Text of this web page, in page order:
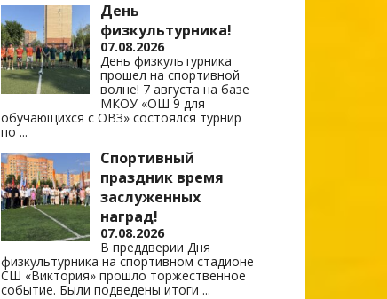
День
физкультурника!
07.08.2026
День физкультурника
прошел на спортивной
волне! 7 августа на базе
МКОУ «ОШ 9 для
обучающихся с ОВЗ» состоялся турнир
по...
Спортивный
праздник время
заслуженных
наград!
07.08.2026
В преддверии Дня
физкультурника на спортивном стадионе
СШ «Виктория» прошло торжественное
событие. Были подведены итоги ...